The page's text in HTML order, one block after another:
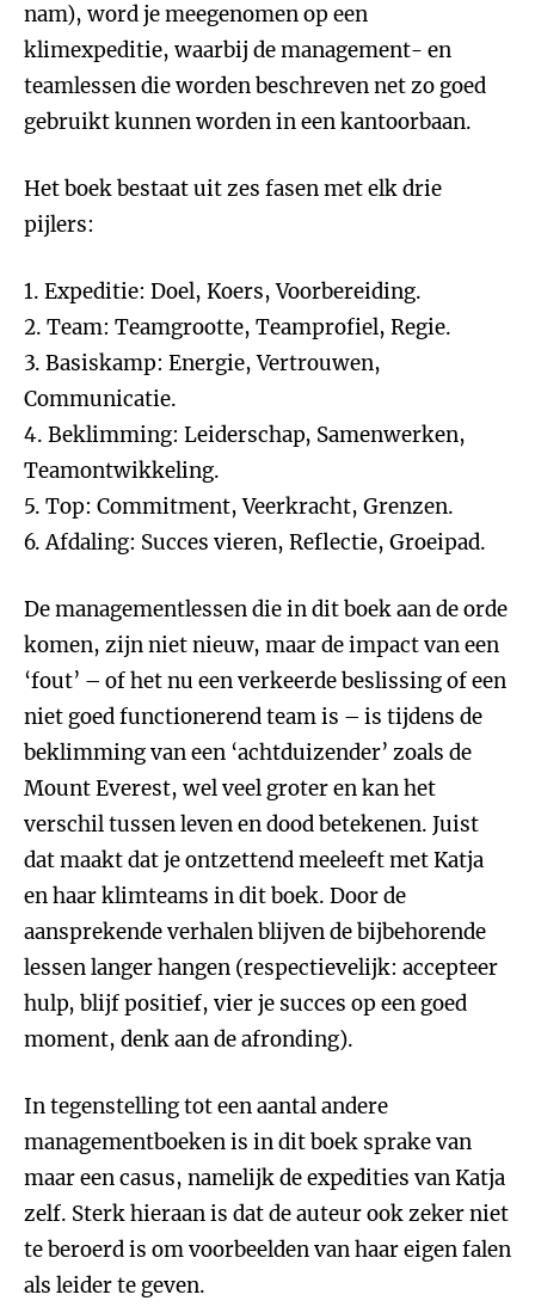
nam), word je meegenomen op een
klimexpeditie, waarbij de management- en
teamlessen die worden beschreven net zo goed
gebruikt kunnen worden in een kantoorbaan.
Het boek bestaat uit zes fasen met elk drie
pijlers:
1. Expeditie: Doel, Koers, Voorbereiding.
2. Team: Teamgrootte, Teamprofiel, Regie.
3. Basiskamp: Energie, Vertrouwen,
Communicatie.
4. Beklimming: Leiderschap, Samenwerken,
Teamontwikkeling.
5. Top: Commitment, Veerkracht, Grenzen.
6. Afdaling: Succes vieren, Reflectie, Groeipad.
De managementlessen die in dit boek aan de orde
komen, zijn niet nieuw, maar de impact van een
‘fout’ – of het nu een verkeerde beslissing of een
niet goed functionerend team is – is tijdens de
beklimming van een ‘achtduizender’ zoals de
Mount Everest, wel veel groter en kan het
verschil tussen leven en dood betekenen. Juist
dat maakt dat je ontzettend meeleeft met Katja
en haar klimteams in dit boek. Door de
aansprekende verhalen blijven de bijbehorende
lessen langer hangen (respectievelijk: accepteer
hulp, blijf positief, vier je succes op een goed
moment, denk aan de afronding).
In tegenstelling tot een aantal andere
managementboeken is in dit boek sprake van
maar een casus, namelijk de expedities van Katja
zelf. Sterk hieraan is dat de auteur ook zeker niet
te beroerd is om voorbeelden van haar eigen falen
als leider te geven.